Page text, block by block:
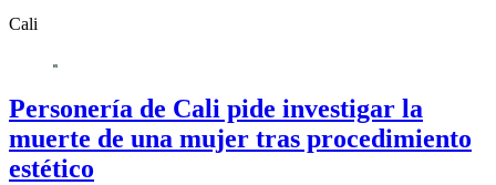
Cali
Personería de Cali pide investigar la
muerte de una mujer tras procedimiento
estético